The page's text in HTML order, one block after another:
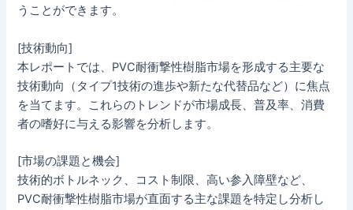
うことができます。
[技術動向]
本レポートでは、PVC耐衝撃性樹脂市場を形成する主要な
技術動向（タイプ1技術の進歩や新たな代替品など）に焦点
を当てます。これらのトレンドが市場成長、普及率、消費
者の嗜好に与える影響を分析します。
[市場の課題と機会]
技術的ボトルネック、コスト制限、高い参入障壁など、
PVC耐衝撃性樹脂市場が直面する主な課題を特定し分析し